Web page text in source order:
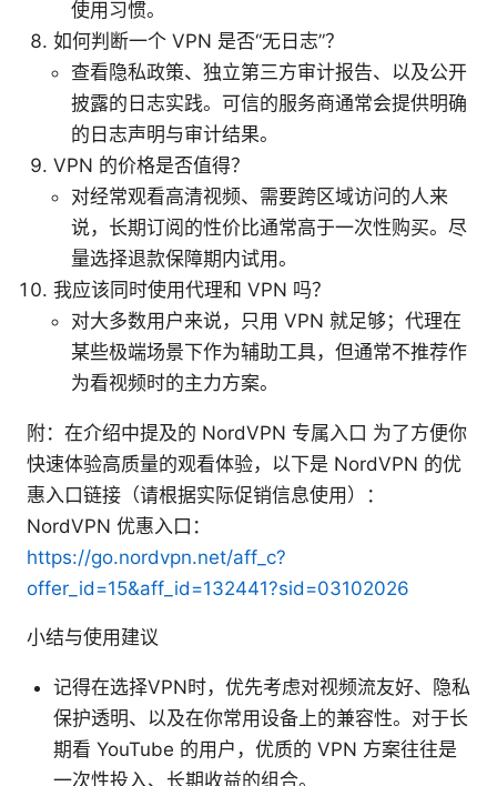
使用习惯。
如何判断一个 VPN 是否“无日志”？
查看隐私政策、独立第三方审计报告、以及公开
披露的日志实践。可信的服务商通常会提供明确
的日志声明与审计结果。
VPN 的价格是否值得？
对经常观看高清视频、需要跨区域访问的人来
说，长期订阅的性价比通常高于一次性购买。尽
量选择退款保障期内试用。
我应该同时使用代理和 VPN 吗？
对大多数用户来说，只用 VPN 就足够；代理在
某些极端场景下作为辅助工具，但通常不推荐作
为看视频时的主力方案。
附：在介绍中提及的 NordVPN 专属入口 为了方便你
快速体验高质量的观看体验，以下是 NordVPN 的优
惠入口链接（请根据实际促销信息使用）：
NordVPN 优惠入口：
https://go.nordvpn.net/aff_c?
offer_id=15&aff_id=132441?sid=03102026
小结与使用建议
记得在选择VPN时，优先考虑对视频流友好、隐私
保护透明、以及在你常用设备上的兼容性。对于长
期看 YouTube 的用户，优质的 VPN 方案往往是
一次性投入、长期收益的组合。